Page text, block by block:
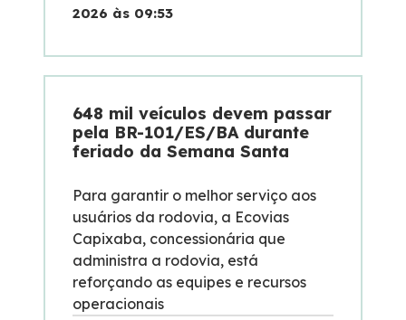
2026 às 09:53
648 mil veículos devem passar
pela BR-101/ES/BA durante
feriado da Semana Santa
Para garantir o melhor serviço aos
usuários da rodovia, a Ecovias
Capixaba, concessionária que
administra a rodovia, está
reforçando as equipes e recursos
operacionais